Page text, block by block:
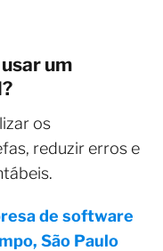
um
os
reduzir erros e
de software
São Paulo